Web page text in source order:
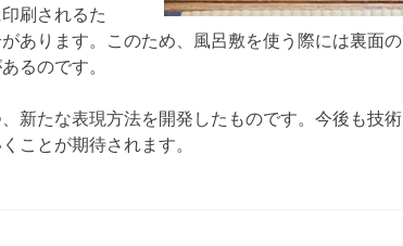
刷されるた
あります。このため、風呂敷を使う際には裏面の
るのです。
新たな表現方法を開発したものです。今後も技術
ことが期待されます。